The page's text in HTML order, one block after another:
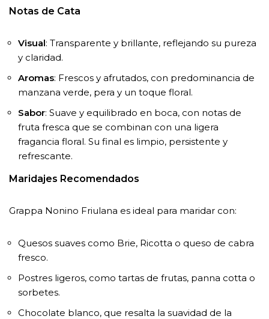
Notas de Cata
Visual: Transparente y brillante, reflejando su pureza
y claridad.
Aromas: Frescos y afrutados, con predominancia de
manzana verde, pera y un toque floral.
Sabor: Suave y equilibrado en boca, con notas de
fruta fresca que se combinan con una ligera
fragancia floral. Su final es limpio, persistente y
refrescante.
Maridajes Recomendados
Grappa Nonino Friulana es ideal para maridar con:
Quesos suaves como Brie, Ricotta o queso de cabra
fresco.
Postres ligeros, como tartas de frutas, panna cotta o
sorbetes.
Chocolate blanco, que resalta la suavidad de la